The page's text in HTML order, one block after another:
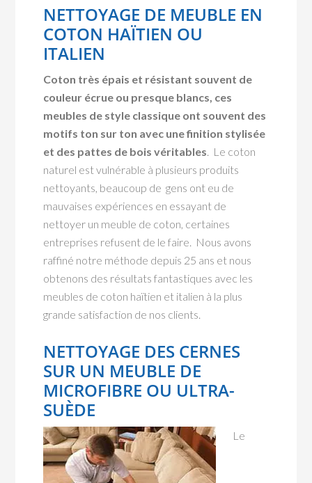
NETTOYAGE DE MEUBLE EN
COTON HAÏTIEN OU
ITALIEN
Coton très épais et résistant souvent de
couleur écrue ou presque blancs, ces
meubles de style classique ont souvent des
motifs ton sur ton avec une finition stylisée
et des pattes de bois véritables. Le coton
naturel est vulnérable à plusieurs produits
nettoyants, beaucoup de gens ont eu de
mauvaises expériences en essayant de
nettoyer un meuble de coton, certaines
entreprises refusent de le faire. Nous avons
raffiné notre méthode depuis 25 ans et nous
obtenons des résultats fantastiques avec les
meubles de coton haïtien et italien à la plus
grande satisfaction de nos clients.
NETTOYAGE DES CERNES
SUR UN MEUBLE DE
MICROFIBRE OU ULTRA-
SUÈDE
Le